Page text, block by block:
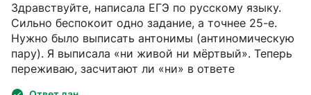
Здравствуйте, написала ЕГЭ по русскому языку.
Сильно беспокоит одно задание, а точнее 25-е.
Нужно было выписать антонимы (антиномическую
пару). Я выписала «ни живой ни мёртвый». Теперь
переживаю, засчитают ли «ни» в ответе